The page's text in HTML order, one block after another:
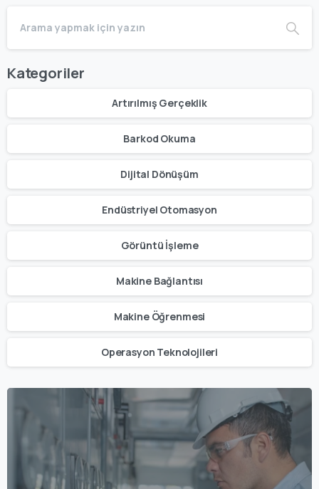
Kategoriler
Artırılmış Gerçeklik
Barkod Okuma
Dijital Dönüşüm
Endüstriyel Otomasyon
Görüntü İşleme
Makine Bağlantısı
Makine Öğrenmesi
Operasyon Teknolojileri